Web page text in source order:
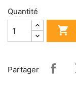
Quantité

Partager